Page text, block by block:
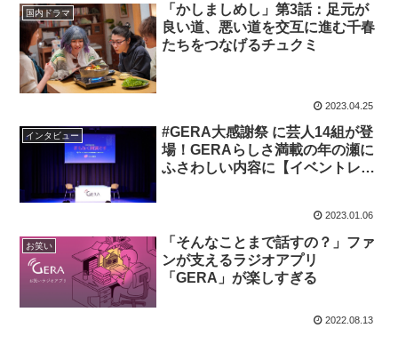
国内ドラマ
「かしましめし」第3話：足元が
良い道、悪い道を交互に進む千春
たちをつなげるチュクミ
2023.04.25
インタビュー
#GERA大感謝祭 に芸人14組が登
場！GERAらしさ満載の年の瀬に
ふさわしい内容に【イベントレ
2023.01.06
お笑い
「そんなことまで話すの？」ファ
ンが支えるラジオアプリ
「GERA」が楽しすぎる
2022.08.13